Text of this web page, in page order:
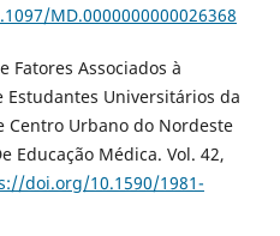
MD.0000000000026368
Fatores Associados à
Estudantes Universitários da
Centro Urbano do Nordeste
Educação Médica. Vol. 42,
doi.org/10.1590/1981-